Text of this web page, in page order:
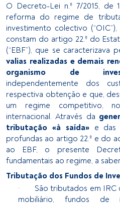
O Decreto-Lei n.º 7/2015, de
reforma do regime de
investimento colectivo
constam do artigo 22.º do
(“EBF”), que se caracterizava
valias realizadas e demais
organismo de
independentemente dos
respectiva obtenção e que,
um regime competitivo,
internacional. Através da
tributação «à saída»e das
profundas ao artigo 22.º e do
ao EBF, o presente
fundamentais ao regime, a
Tributação dos Fundos de
· São tributados em IRC
mobiliário, fundos de